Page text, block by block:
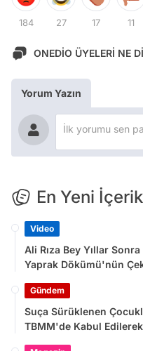
184 27 17 11
ONEDİO ÜYELERİ NE
Yorum Yazın
En Yeni
Video
Ali Rıza Bey Yıllar
Yaprak Dökümü'nün
Gündem
Suça Sürüklenen
TBMM'de Kabul Edilerek